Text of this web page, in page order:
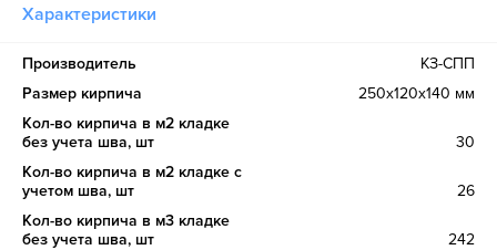
Характеристики
Производитель
КЗ-СПП
Размер кирпича
250х120х140 мм
Кол-во кирпича в м2 кладке
без учета шва, шт
30
Кол-во кирпича в м2 кладке с
учетом шва, шт
26
Кол-во кирпича в м3 кладке
без учета шва, шт
242